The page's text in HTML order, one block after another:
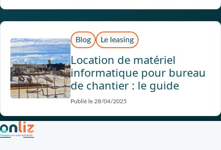
Blog Le leasing
Location de matériel
informatique pour bureau
de chantier : le guide
Publié le 28/04/2025